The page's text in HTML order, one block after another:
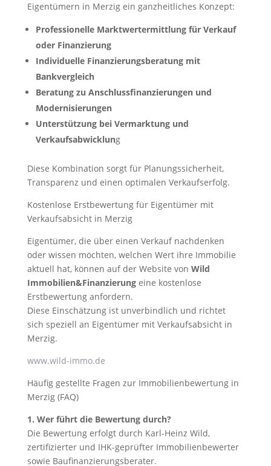
Eigentümern in Merzig ein ganzheitliches Konzept:
Professionelle Marktwertermittlung für Verkauf
oder Finanzierung
Individuelle Finanzierungsberatung mit
Bankvergleich
Beratung zu Anschlussfinanzierungen und
Modernisierungen
Unterstützung bei Vermarktung und
Verkaufsabwicklung
Diese Kombination sorgt für Planungssicherheit,
Transparenz und einen optimalen Verkaufserfolg.
Kostenlose Erstbewertung für Eigentümer mit
Verkaufsabsicht in Merzig
Eigentümer, die über einen Verkauf nachdenken
oder wissen möchten, welchen Wert ihre Immobilie
aktuell hat, können auf der Website von Wild
Immobilien&Finanzierungeine kostenlose
Erstbewertung anfordern.
Diese Einschätzung ist unverbindlich und richtet
sich speziell an Eigentümer mit Verkaufsabsicht in
Merzig.
www.wild-immo.de
Häufig gestellte Fragen zur Immobilienbewertung in
Merzig (FAQ)
1. Wer führt die Bewertung durch?
Die Bewertung erfolgt durch Karl-Heinz Wild,
zertifizierter und IHK-geprüfter Immobilienbewerter
sowie Baufinanzierungsberater.